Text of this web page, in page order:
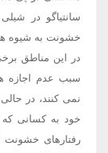
سانتیاگو در
خشونت به شیوه
در این مناطق
سبب عدم اجازه
نمی کنند، در
خود به کسانی
رفتارهای